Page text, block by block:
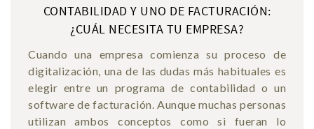
CONTABILIDAD Y UNO DE FACTURACIÓN:
¿CUÁL NECESITA TU EMPRESA?
Cuando una empresa comienza su proceso de
digitalización, una de las dudas más habituales es
elegir entre un programa de contabilidad o un
software de facturación. Aunque muchas personas
utilizan ambos conceptos como si fueran lo